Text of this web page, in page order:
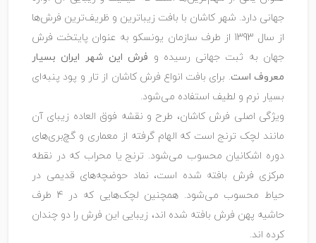
جهانی دارد. شهر کاشان با بافت زیباترین و ظریف‌ترین فرش‌ها
از سال 1393 از طرف سازمان یونسکو به عنوان پایتخت فرش
جهان به ثبت جهانی رسیده و فرش این شهر ایران بسیار
معروف است. برای بافت انواع فرش کاشان از تار و پود پنبه‌ای
بسیار نرم و لطیف استفاده می‌شود.
ویژگی اصلی فرش کاشان، طرح و نقشه فوق العاده زیبای آن
مانند لچک ترنج است که الهام گرفته از معماری و گچ‌بری‌های
دوره اشکانیان محسوب می‌شود. ترنج یا محراب که در نقطه
مرکزی فرش بافته شده است، نماد حوضچه‌های قدیمی در
حیاط محسوب می‌شود. همچنین لچک‌هایی که در 4 طرف
حاشیه پهن فرش بافته شده اند، زیبایی این فرش را دو چندان
کرده اند.